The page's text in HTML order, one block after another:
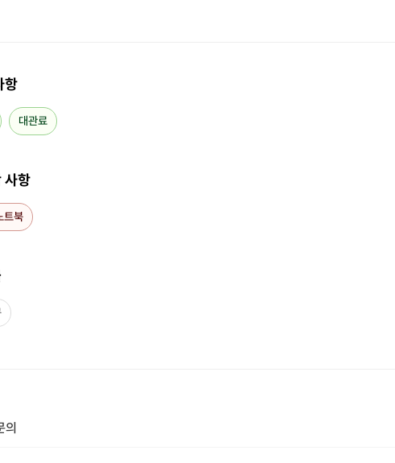
태어나서 처음으로 피피티 제작 시작 후 3개월 만에 단독 제작
이 하기 싫어 피피티를 효율적으로 제작하는 방법에 대해 끊임없
페이지의 회사소개서 자료 및 10~20페이지의 제안서 제작으로 영
를 인정받아 2년만에 5인 이하 스타트업에서 기본급 총 1700만원
티 및 기업 공시 관련 포스팅을 하는 네이버블로그 ‘정리병자’ 운영
항
대관료
사항
트북
의